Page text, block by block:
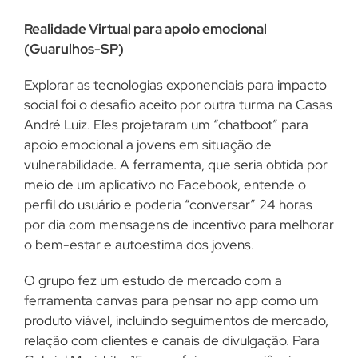
Realidade Virtual para apoio emocional
(Guarulhos-SP)
Explorar as tecnologias exponenciais para impacto
social foi o desafio aceito por outra turma na Casas
André Luiz. Eles projetaram um “chatboot” para
apoio emocional a jovens em situação de
vulnerabilidade. A ferramenta, que seria obtida por
meio de um aplicativo no Facebook, entende o
perfil do usuário e poderia “conversar” 24 horas
por dia com mensagens de incentivo para melhorar
o bem-estar e autoestima dos jovens.
O grupo fez um estudo de mercado com a
ferramenta canvas para pensar no app como um
produto viável, incluindo seguimentos de mercado,
relação com clientes e canais de divulgação. Para